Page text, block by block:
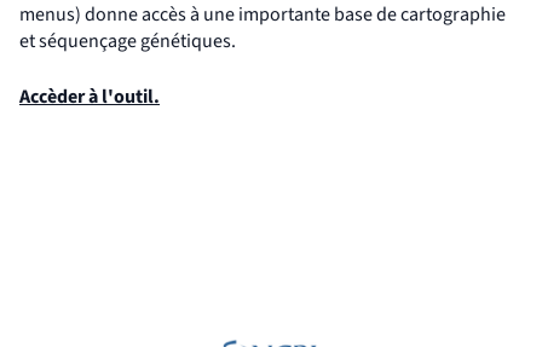
menus) donne accès à une importante base de cartographie
et séquençage génétiques.
Accèder à l'outil.